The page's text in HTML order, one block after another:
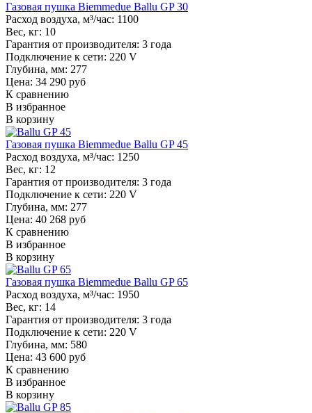
Газовая пушка Biemmedue Ballu GP 30
Расход воздуха, м³/час: 1100
Вес, кг: 10
Гарантия от производителя: 3 года
Подключение к сети: 220 V
Глубина, мм: 277
Цена: 34 290 руб
К сравнению
В избранное
В корзину
Газовая пушка Biemmedue Ballu GP 45
Расход воздуха, м³/час: 1250
Вес, кг: 12
Гарантия от производителя: 3 года
Подключение к сети: 220 V
Глубина, мм: 277
Цена: 40 268 руб
К сравнению
В избранное
В корзину
Газовая пушка Biemmedue Ballu GP 65
Расход воздуха, м³/час: 1950
Вес, кг: 14
Гарантия от производителя: 3 года
Подключение к сети: 220 V
Глубина, мм: 580
Цена: 43 600 руб
К сравнению
В избранное
В корзину